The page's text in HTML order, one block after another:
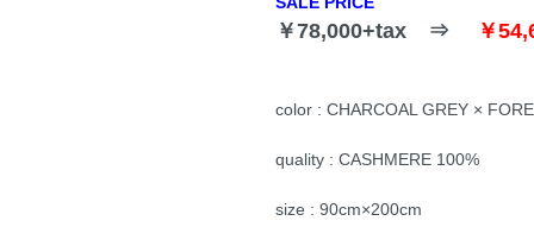
￥78,000+tax ⇒ ￥
color : CHARCOAL GREY ×
quality : CASHMERE 100%
size : 90cm×200cm